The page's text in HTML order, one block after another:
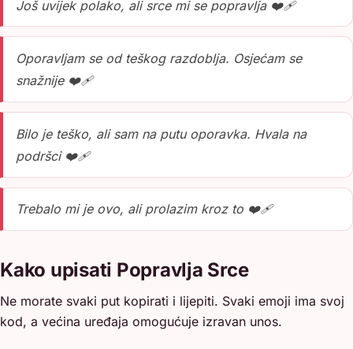
Još uvijek polako, ali srce mi se popravlja ❤️‍🩹
Oporavljam se od teškog razdoblja. Osjećam se
snažnije ❤️‍🩹
Bilo je teško, ali sam na putu oporavka. Hvala na
podršci ❤️‍🩹
Trebalo mi je ovo, ali prolazim kroz to ❤️‍🩹
Kako upisati Popravlja Srce
Ne morate svaki put kopirati i lijepiti. Svaki emoji ima svoj
kod, a većina uređaja omogućuje izravan unos.